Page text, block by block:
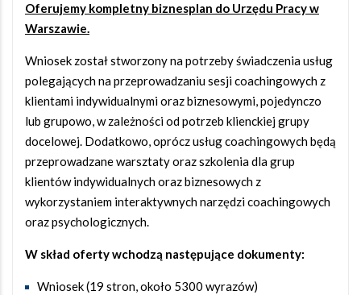
Oferujemy kompletny biznesplan do Urzędu Pracy w
Warszawie.
Wniosek został stworzony na potrzeby świadczenia usług
polegających na przeprowadzaniu sesji coachingowych z
klientami indywidualnymi oraz biznesowymi, pojedynczo
lub grupowo, w zależności od potrzeb klienckiej grupy
docelowej. Dodatkowo, oprócz usług coachingowych będą
przeprowadzane warsztaty oraz szkolenia dla grup
klientów indywidualnych oraz biznesowych z
wykorzystaniem interaktywnych narzędzi coachingowych
oraz psychologicznych.
W skład oferty wchodzą następujące dokumenty:
Wniosek (19 stron, około 5300 wyrazów)